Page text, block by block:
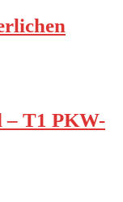
– T1 PKW-